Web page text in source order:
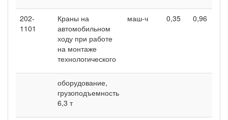
202-
1101
Краны на
автомобильном
ходу при работе
на монтаже
технологического
маш-ч 0,35 0,96
оборудование,
грузоподъемность
6,3 т